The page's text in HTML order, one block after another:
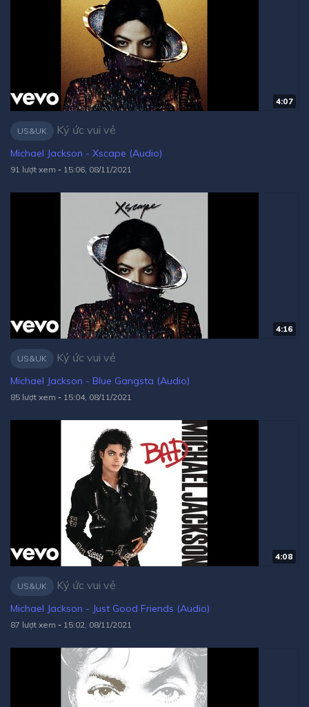
4:07
US&UK Ký ức vui vẻ
Michael Jackson - Xscape (Audio)
91 lượt xem - 15:06, 08/11/2021
4:16
US&UK Ký ức vui vẻ
Michael Jackson - Blue Gangsta (Audio)
85 lượt xem - 15:04, 08/11/2021
4:08
US&UK Ký ức vui vẻ
Michael Jackson - Just Good Friends (Audio)
87 lượt xem - 15:02, 08/11/2021